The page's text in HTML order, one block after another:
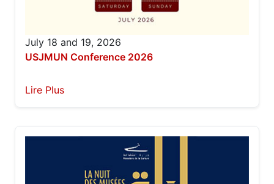
July 18 and 19, 2026
USJMUN Conference 2026
Lire Plus